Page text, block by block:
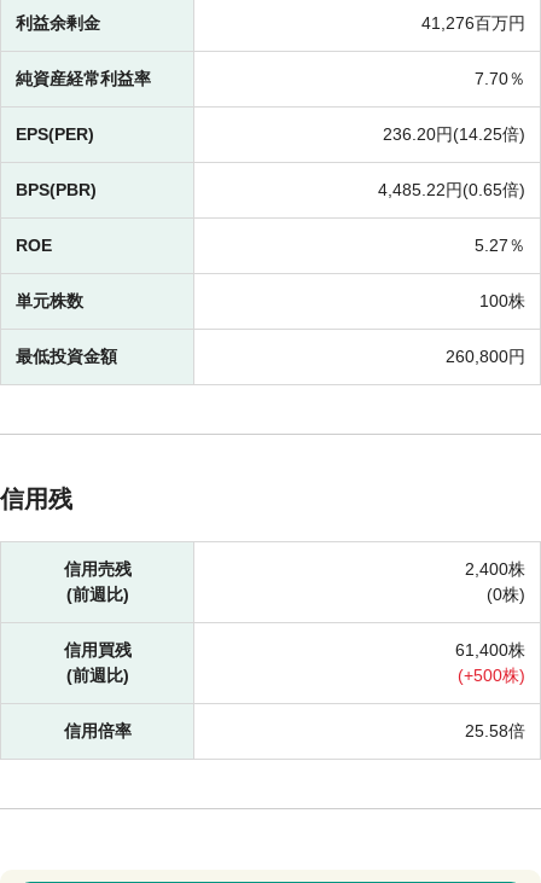
利益余剰金 41,276百万円
純資産経常利益率 7.70％
EPS(PER) 236.20円(14.25倍)
BPS(PBR) 4,485.22円(0.65倍)
ROE 5.27％
単元株数 100株
最低投資金額 260,800円
信用残
信用売残
(前週比)
2,400株
(0株)
信用買残
(前週比)
61,400株
(+500株)
信用倍率 25.58倍